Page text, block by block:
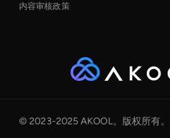
内容审核政策
© 2023-2025 AKOOL。版权所有。